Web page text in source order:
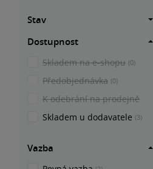
Stav
Dostupnost
Skladem na e-shopu (0)
Předobjednávka (0)
K odebrání na prodejně
Skladem u dodavatele (3)
Vazba